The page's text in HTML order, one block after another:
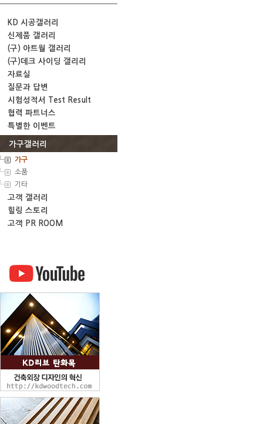
KD 시공갤러리
신제품 갤러리
(구) 아트월 갤러리
(구)데크 사이딩 갤리리
자료실
질문과 답변
시험성적서 Test Result
협력 파트너스
특별한 이벤트
가구갤러리
가구
소품
기타
고객 갤러리
힐링 스토리
고객 PR ROOM